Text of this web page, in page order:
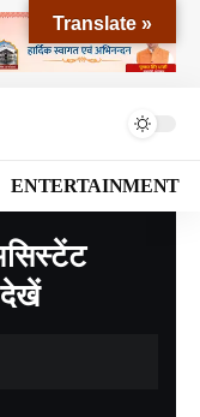
ENTERTAINMENT
>DEHRADUN
देखें
Translate »